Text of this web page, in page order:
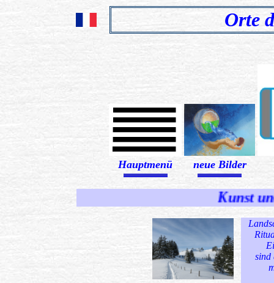
Orte
Hauptmenü neue Bilder
Kunst
sind